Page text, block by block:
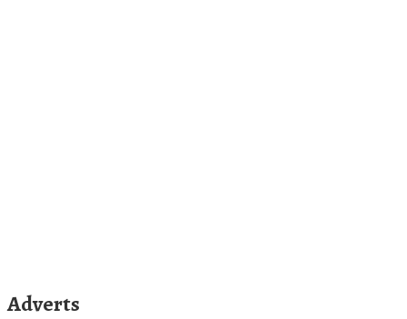
Adverts